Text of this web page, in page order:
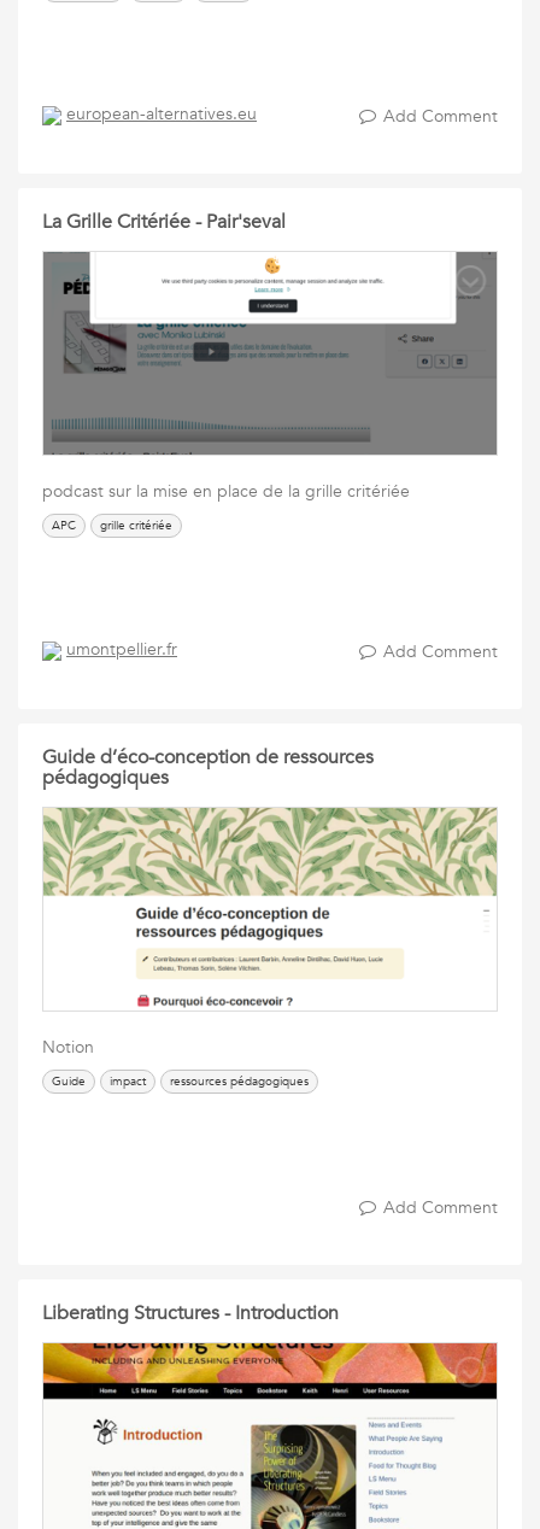
european-alternatives.eu Add Comment
La Grille Critériée - Pair'seval
podcast sur la mise en place de la grille critériée
APC grille critériée
umontpellier.fr Add Comment
Guide d’éco-conception de ressources
pédagogiques
Notion
Guide impact ressources pédagogiques
Add Comment
Liberating Structures - Introduction